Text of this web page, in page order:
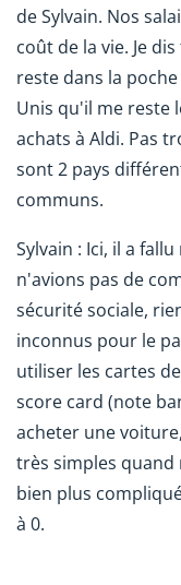
de Sylvain. Nos
coût de la vie. Je
reste dans la
Unis qu'il me reste
achats à Aldi. Pas
sont 2 pays
communs.
Sylvain : Ici, il a
n'avions pas de
sécurité sociale,
inconnus pour le
utiliser les cartes
score card (note
acheter une
très simples quand
bien plus
à 0.